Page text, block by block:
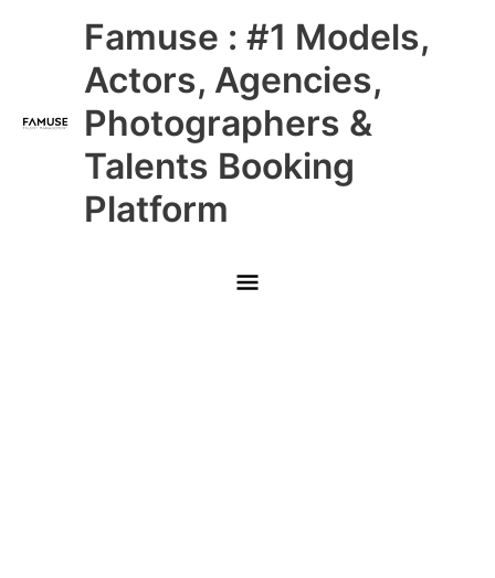
Famuse : #1 Models,
Actors, Agencies,
Photographers &
Talents Booking
Platform
Main
Menu